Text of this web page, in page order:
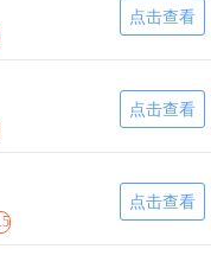
点击查看
点击查看
点击查看